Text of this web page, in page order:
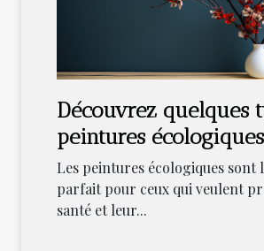
Découvrez quelques
peintures
bienfaits
Les peintures écologiques sont
parfait pour ceux qui veulent
santé et leur...